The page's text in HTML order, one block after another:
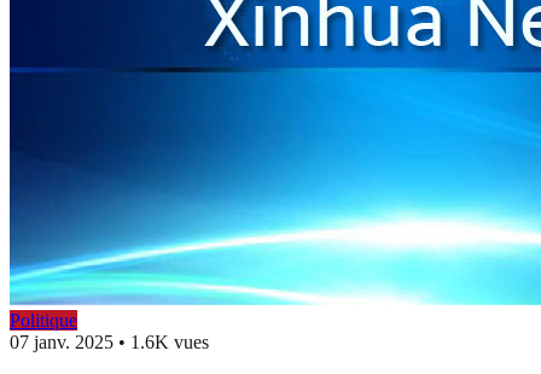
Politique
07 janv. 2025 • 1.6K vues